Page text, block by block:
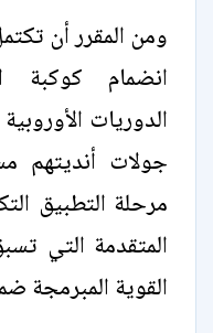
ومن المقرر أن
انضمام كوكبة
الدوريات
جولات أنديتهم
مرحلة التطبيق
المتقدمة التي
القوية المبرمجة